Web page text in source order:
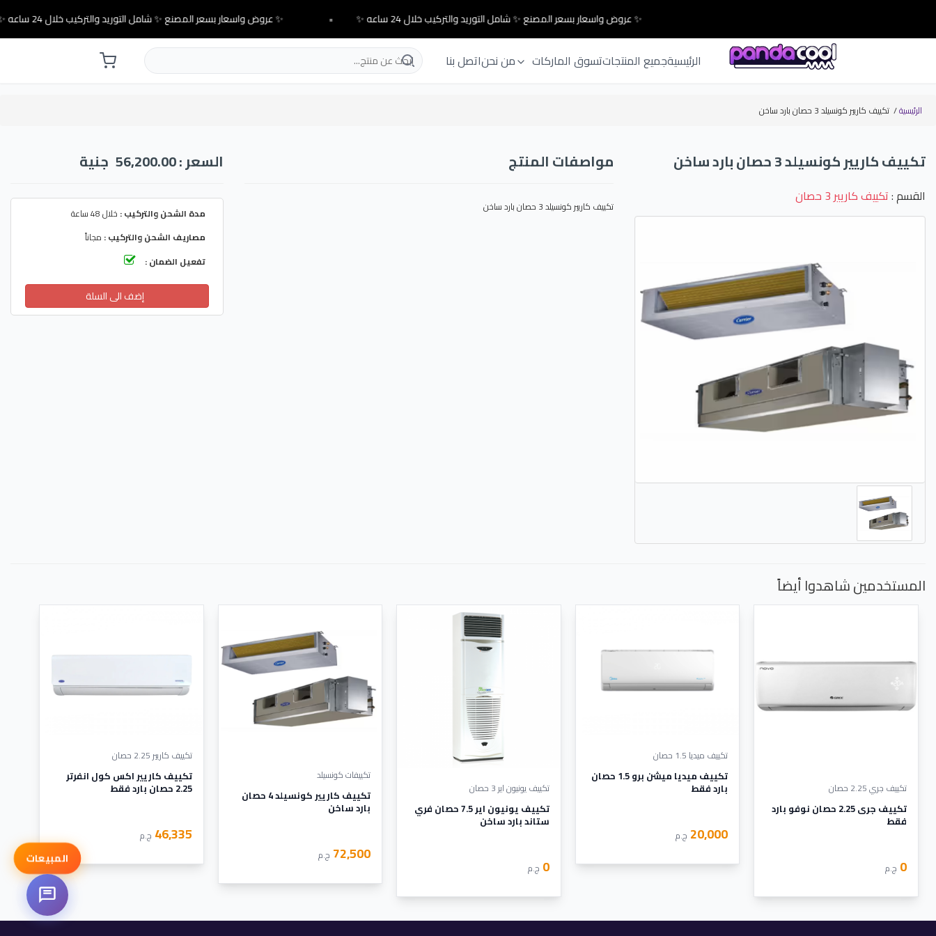
✨ عروض واسعار بسعر المصنع ✨ شامل التوريد والتركيب خلال 24 ساعه ✨ ✨ عروض واسعار بسعر المصنع ✨ شامل التوريد والتركيب خلال 24 ساعه ✨ •
الرئيسيةجميع المنتجاتتسوق الماركات من نحناتصل بنا
الرئيسية/ تكييف كاريير كونسيلد 3 حصان بارد ساخن
تكييف كاريير كونسيلد 3 حصان بارد ساخن
القسم :تكييف كاريير 3 حصان
مواصفات المنتج
تكييف كاريير كونسيلد 3 حصان بارد ساخن
السعر : 56,200.00 جنية
مدة الشحن والتركيب : خلال 48 ساعة
مصاريف الشحن والتركيب : مجاناً
تفعيل الضمان :
إضف الى السلة
المستخدمين شاهدوا أيضاً
تكييف جري 2.25 حصان
تكييف جرى 2.25 حصان نوفو بارد
فقط
0 ج.م
تكييف ميديا 1.5 حصان
تكييف ميديا ميشن برو 1.5 حصان
بارد فقط
20,000 ج.م
تكييف يونيون اير 3 حصان
تكييف يونيون اير 7.5 حصان فري
ستاند بارد ساخن
0 ج.م
تكييفات كونسيلد
تكييف كاريير كونسيلد 4 حصان
بارد ساخن
72,500 ج.م
تكييف كاريير 2.25 حصان
تكييف كاريير اكس كول انفرتر
2.25 حصان بارد فقط
46,335 ج.م
المبيعات